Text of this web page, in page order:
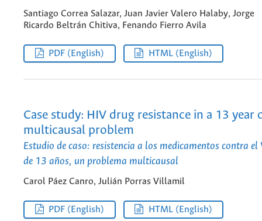
Santiago Correa Salazar, Juan Javier Valero Halaby, Jorge
Ricardo Beltrán Chitiva, Fenando Fierro Avila
PDF (English) HTML (English)
Case study: HIV drug resistance in a 13 year
multicausal problem
Estudio de caso: resistencia a los medicamentos contra
de 13 años, un problema multicausal
Carol Páez Canro, Julián Porras Villamil
PDF (English) HTML (English)